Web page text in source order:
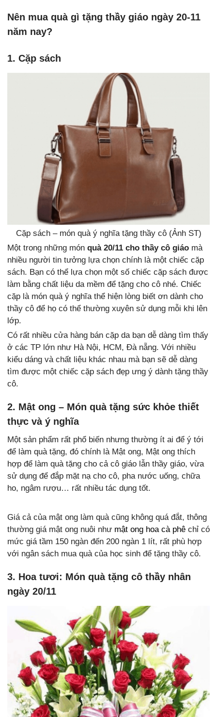
Nên mua quà gì tặng thầy giáo ngày 20-11
năm nay?
1. Cặp sách
Cặp sách – món quà ý nghĩa tặng thầy cô (Ảnh ST)
Một trong những món quà 20/11 cho thầy cô giáo mà
nhiều người tin tưởng lựa chọn chính là một chiếc cặp
sách. Bạn có thể lựa chọn một số chiếc cặp sách được
làm bằng chất liệu da mềm để tặng cho cô nhé. Chiếc
cặp là món quà ý nghĩa thể hiện lòng biết ơn dành cho
thầy cô để họ có thể thường xuyên sử dụng mỗi khi lên
lớp.
Có rất nhiều cửa hàng bán cặp da bạn dễ dàng tìm thấy
ở các TP lớn như Hà Nội, HCM, Đà nẵng. Với nhiều
kiểu dáng và chất liệu khác nhau mà bạn sẽ dễ dàng
tìm được một chiếc cặp sách đẹp ưng ý dành tặng thầy
cô.
2. Mật ong – Món quà tặng sức khỏe thiết
thực và ý nghĩa
Một sản phẩm rất phổ biến nhưng thường ít ai để ý tới
để làm quà tặng, đó chính là Mật ong, Mật ong thích
hợp để làm quà tặng cho cả cô giáo lẫn thầy giáo, vừa
sử dụng để đắp mặt nạ cho cô, pha nước uống, chữa
ho, ngâm rượu… rất nhiều tác dụng tốt.
Giá cả của mật ong làm quà cũng không quá đắt, thông
thường giá mật ong nuôi như mật ong hoa cà phê chỉ có
mức giá tầm 150 ngàn đến 200 ngàn 1 lít, rất phù hợp
với ngân sách mua quà của học sinh để tặng thầy cô.
3. Hoa tươi: Món quà tặng cô thầy nhân
ngày 20/11